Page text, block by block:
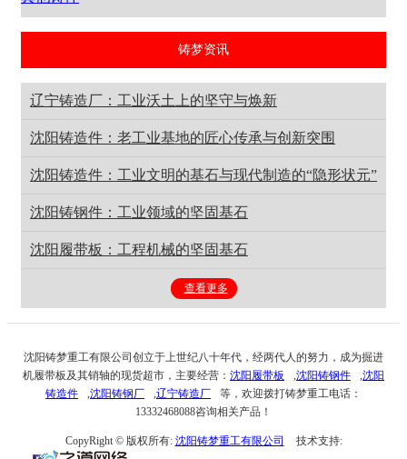
铸梦资讯
辽宁铸造厂：工业沃土上的坚守与焕新
沈阳铸造件：老工业基地的匠心传承与创新突围
沈阳铸造件：工业文明的基石与现代制造的“隐形状元”
沈阳铸钢件：工业领域的坚固基石
沈阳履带板：工程机械的坚固基石
查看更多
沈阳铸梦重工有限公司创立于上世纪八十年代，经两代人的努力，成为掘进
机履带板及其销轴的现货超市，主要经营： 沈阳履带板 ,沈阳铸钢件 ,沈阳
铸造件
,沈阳铸钢厂 ,辽宁铸造厂
等，欢迎拨打铸梦重工电话：
13332468088咨询相关产品！
CopyRight © 版权所有: 沈阳铸梦重工有限公司 技术支持: